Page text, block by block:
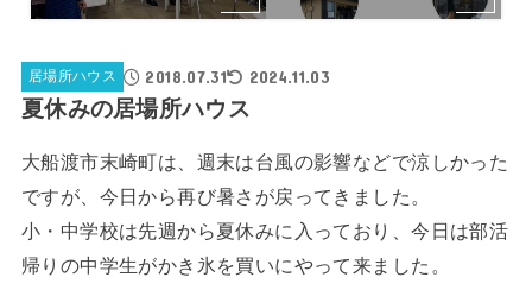
居場所ハウス 2018.07.31 2024.11.03
夏休みの居場所ハウス
大船渡市末崎町は、週末は台風の影響などで涼しかった
ですが、今日から再び暑さが戻ってきました。
小・中学校は先週から夏休みに入っており、今日は部活
帰りの中学生がかき氷を買いにやって来ました。